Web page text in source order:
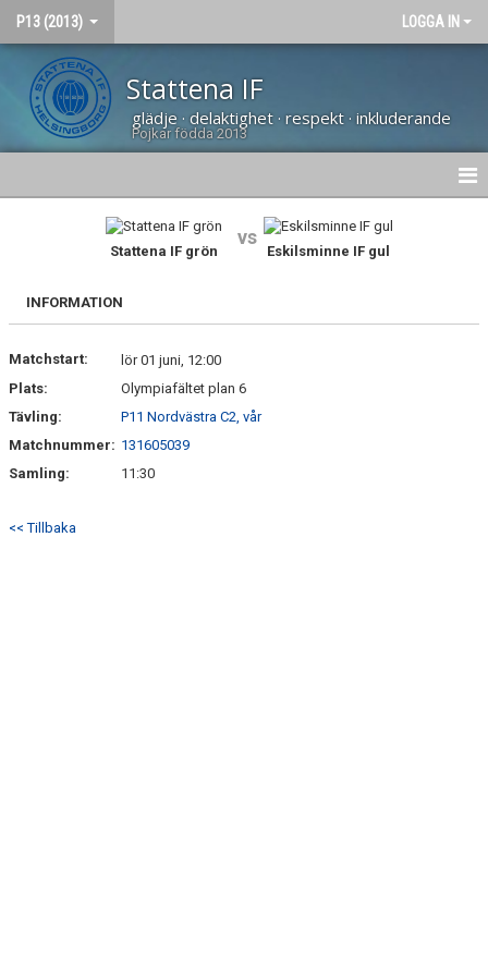
P13 (2013) LOGGA IN
Stattena IF
glädje · delaktighet · respekt · inkluderande
Pojkar födda 2013
DOKUMENT
BILDGALLERI
KALENDER
Stattena IF grön
vs
Eskilsminne IF gul
INFORMATION
Matchstart:
lör 01 juni, 12:00
Plats:
Olympiafältet plan 6
Tävling:
P11 Nordvästra C2, vår
Matchnummer: 131605039
Samling:
11:30
<< Tillbaka